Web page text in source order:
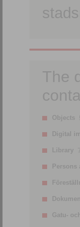
The
Objects
Digital
Library
Persons
Gatu-